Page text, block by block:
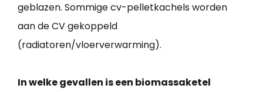
geblazen. Sommige cv-pelletkachels worden
aan de CV gekoppeld
(radiatoren/vloerverwarming).
In welke gevallen is een biomassaketel